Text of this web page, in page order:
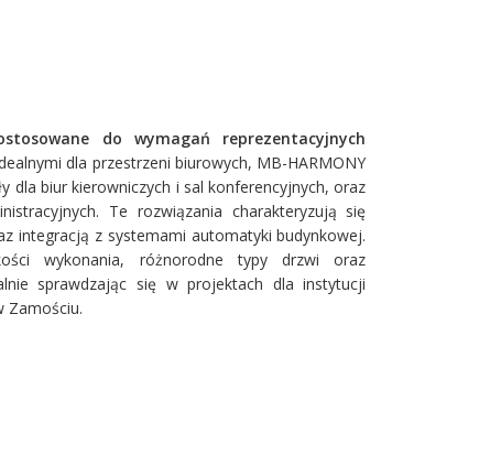
do wymagań reprezentacyjnych
dla przestrzeni biurowych, MB-HARMONY
dla biur kierowniczych i sal konferencyjnych, oraz
Te rozwiązania charakteryzują się
integracją z systemami automatyki budynkowej.
wykonania, różnorodne typy drzwi oraz
sprawdzając się w projektach dla instytucji
Zamościu.